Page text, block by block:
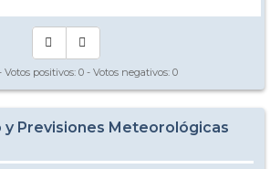
Votos positivos: 0 - Votos negativos: 0
y Previsiones Meteorológicas